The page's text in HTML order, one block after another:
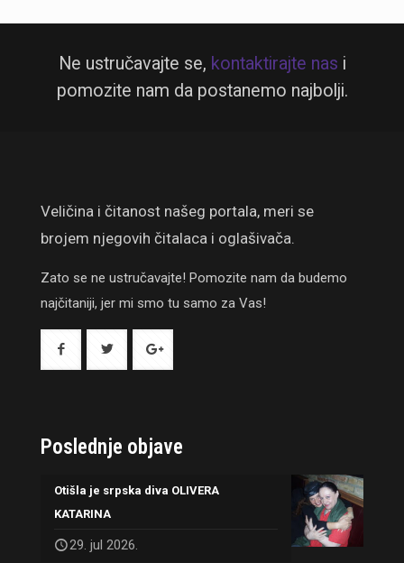
Ne ustručavajte se, kontaktirajte nas i
pomozite nam da postanemo najbolji.
Veličina i čitanost našeg portala, meri se
brojem njegovih čitalaca i oglašivača.
Zato se ne ustručavajte! Pomozite nam da budemo
najčitaniji, jer mi smo tu samo za Vas!
Poslednje objave
Otišla je srpska diva OLIVERA
KATARINA
29. jul 2026.